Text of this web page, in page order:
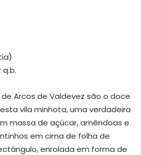
Arcos de Valdevez são o doce
vila minhota, uma verdadeira
massa de açúcar, amêndoas e
em cima de folha de
enrolada em forma de